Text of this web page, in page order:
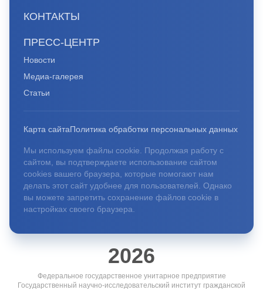
КОНТАКТЫ
ПРЕСС-ЦЕНТР
Новости
Медиа-галерея
Статьи
Карта сайтаПолитика обработки персональных данных
Мы используем файлы cookie. Продолжая работу с
сайтом, вы подтверждаете использование сайтом
cookies вашего браузера, которые помогают нам
делать этот сайт удобнее для пользователей. Однако
вы можете запретить сохранение файлов cookie в
настройках своего браузера.
2026
Федеральное государственное унитарное предприятие
Государственный научно-исследовательский институт гражданской